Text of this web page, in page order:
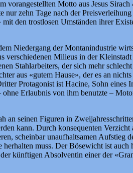
Motto aus Jesus
nur zehn Tage nach der
den trostlosen Umständen ihrer
Niedergang der Montanindustrie
verschiedenen Milieus in der
Stahlarbeiters, der sich mehr
aus «gutem Hause», der es an
Protagonist ist Hacine, Sohn
Erlaubnis von ihm benutzte –
an seinen Figuren in
kann. Durch konsequenten
scheinbar unaufhaltsamen Aufstieg
herhalten muss. Der Bösewicht ist
künftigen Absolventin einer der